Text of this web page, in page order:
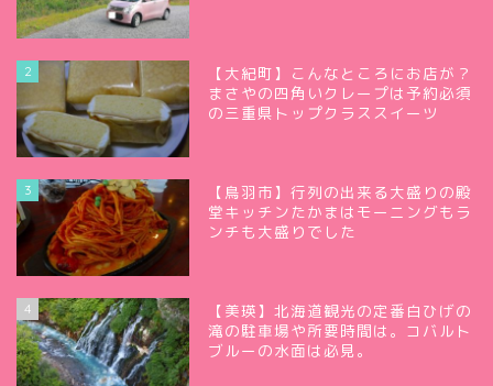
2
【大紀町】こんなところにお店が？
まさやの四角いクレープは予約必須
の三重県トップクラススイーツ
3
【鳥羽市】行列の出来る大盛りの殿
堂キッチンたかまはモーニングもラ
ンチも大盛りでした
4
【美瑛】北海道観光の定番白ひげの
滝の駐車場や所要時間は。コバルト
ブルーの水面は必見。